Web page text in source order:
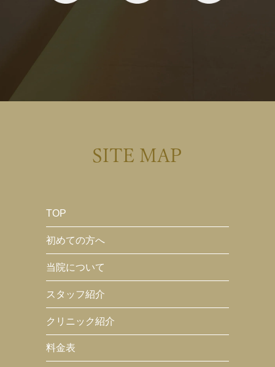
SITE MAP
TOP
初めての方へ
当院について
スタッフ紹介
クリニック紹介
料金表